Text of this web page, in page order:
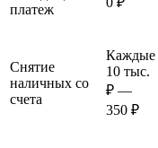
платеж
Снятие
наличных со
счета
Каждые
10 тыс.
₽ —
350 ₽